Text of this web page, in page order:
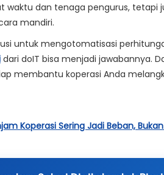
waktu dan tenaga pengurus, tetapi
mandiri.
untuk mengotomatisasi
dari doIT bisa menjadi jawabannya.
membantu koperasi Anda
Koperasi Sering Jadi Beban,